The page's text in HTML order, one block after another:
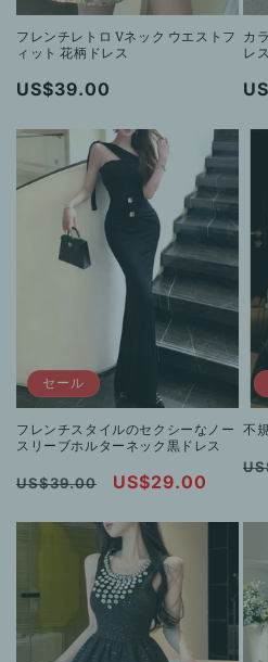
フレンチレトロ Vネック ウエストフ
ィット 花柄ドレス
通
価
US$39.00
カ
レス
通
セール
フレンチスタイルのセクシーなノー
スリーブホルターネック黒ドレス
通
US$39.00
セ
ル
価
格
US$29.00
不
通
価